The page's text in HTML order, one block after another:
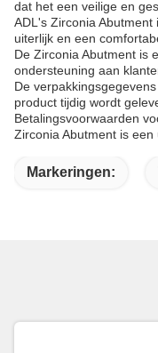
dat het een veilige en
ADL's Zirconia
uiterlijk en een
De Zirconia Abutment is
ondersteuning aan
De
product tijdig wordt
Betalingsvoorwaarden
Zirconia Abutment is
Markeringen: